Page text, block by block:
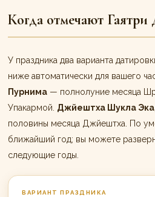
Когда отмечают
У праздника два варианта
ниже автоматически для вашего
Пурнима— полнолуние месяца
Упакармой. Джйештха Шукла
половины месяца Джйештха. По
ближайший год; вы можете
следующие годы.
ВАРИАНТ ПРАЗДНИКА